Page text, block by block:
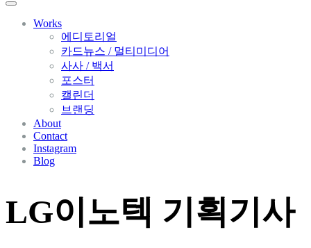
Works
에디토리얼
카드뉴스 / 멀티미디어
사사 / 백서
포스터
캘린더
브랜딩
About
Contact
Instagram
Blog
LG이노텍 기획기사